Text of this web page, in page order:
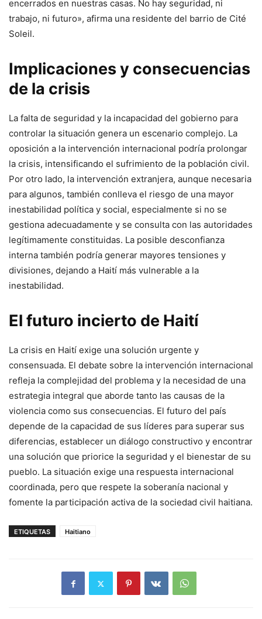
encerrados en nuestras casas. No hay seguridad, ni
trabajo, ni futuro», afirma una residente del barrio de Cité
Soleil.
Implicaciones y consecuencias
de la crisis
La falta de seguridad y la incapacidad del gobierno para
controlar la situación genera un escenario complejo. La
oposición a la intervención internacional podría prolongar
la crisis, intensificando el sufrimiento de la población civil.
Por otro lado, la intervención extranjera, aunque necesaria
para algunos, también conlleva el riesgo de una mayor
inestabilidad política y social, especialmente si no se
gestiona adecuadamente y se consulta con las autoridades
legítimamente constituidas. La posible desconfianza
interna también podría generar mayores tensiones y
divisiones, dejando a Haití más vulnerable a la
inestabilidad.
El futuro incierto de Haití
La crisis en Haití exige una solución urgente y
consensuada. El debate sobre la intervención internacional
refleja la complejidad del problema y la necesidad de una
estrategia integral que aborde tanto las causas de la
violencia como sus consecuencias. El futuro del país
depende de la capacidad de sus líderes para superar sus
diferencias, establecer un diálogo constructivo y encontrar
una solución que priorice la seguridad y el bienestar de su
pueblo. La situación exige una respuesta internacional
coordinada, pero que respete la soberanía nacional y
fomente la participación activa de la sociedad civil haitiana.
ETIQUETAS Haitiano